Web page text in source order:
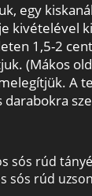
egy
kivételével
1,5-2
(Mákos
A
darabokra
sós rúd